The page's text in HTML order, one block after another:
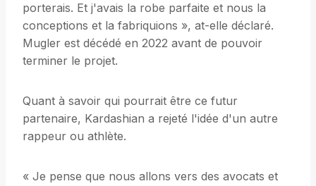
porterais. Et j'avais la robe parfaite et nous la
conceptions et la fabriquions », at-elle déclaré.
Mugler est décédé en 2022 avant de pouvoir
terminer le projet.
Quant à savoir qui pourrait être ce futur
partenaire, Kardashian a rejeté l'idée d'un autre
rappeur ou athlète.
« Je pense que nous allons vers des avocats et